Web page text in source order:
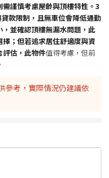
需謹慎考慮屋齡與頂樓特性。3
款限制，且無車位會降低通勤
並確認頂樓無漏水問題，此
；但若追求居住舒適度與資
評估，此物件值得考慮，但前
參考，實際情況仍建議依